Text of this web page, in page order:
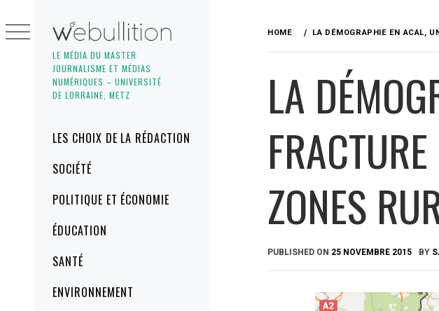
LE MÉDIA DU MASTER
JOURNALISME ET MÉDIAS
NUMÉRIQUES – UNIVERSITÉ
DE LORRAINE, METZ
MenuLES CHOIX DE LA RÉDACTION
SOCIÉTÉ
POLITIQUE ET ÉCONOMIE
ÉDUCATION
SANTÉ
ENVIRONNEMENT
to
content
HOME LA DÉMOGRAPHIE EN ACAL,
LA
ZONES
PUBLISHED ON 25 NOVEMBRE 2015 BY